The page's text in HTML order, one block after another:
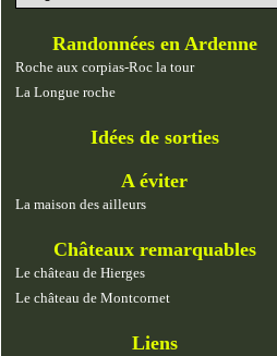
Randonnées en Ardenne
Roche aux corpias-Roc la tour
La Longue roche
Idées de sorties
A éviter
La maison des ailleurs
Châteaux remarquables
Le château de Hierges
Le château de Montcornet
Liens